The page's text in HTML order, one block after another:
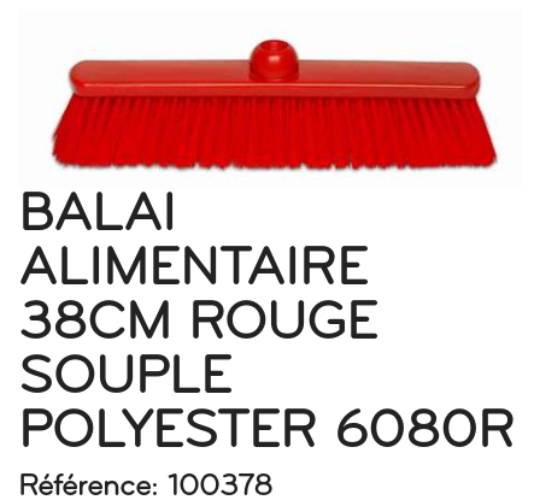
BALAI
ALIMENTAIRE
38CM ROUGE
SOUPLE
POLYESTER 6080R
Référence: 100378